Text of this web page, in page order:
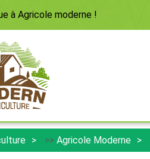
à Agricole moderne !
>> Agricole Moderne